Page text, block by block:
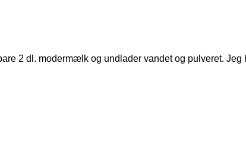
2 dl. modermælk og undlader vandet og pulveret. Jeg